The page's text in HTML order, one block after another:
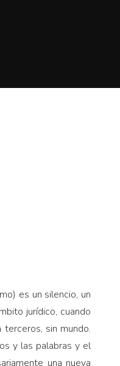
es un silencio, un
jurídico, cuando
sin mundo.
y las palabras y el
una nueva